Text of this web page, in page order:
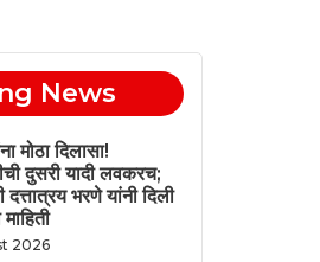
News
मोठा दिलासा!
दुसरी यादी लवकरच;
दत्तात्रय भरणे यांनी दिली
माहिती
2026